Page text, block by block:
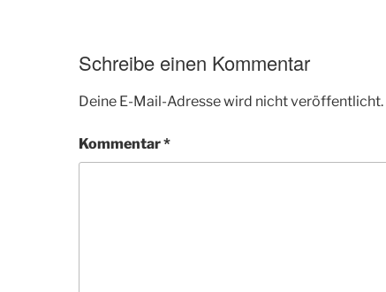
Schreibe einen Kommentar
Deine E-Mail-Adresse wird nicht veröffentlicht.
Kommentar*